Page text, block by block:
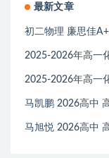
最新文章
初二物理 廉思佳
2025-2026年高一
2025-2026年高一
马凯鹏 2026高中
马旭悦 2026高中